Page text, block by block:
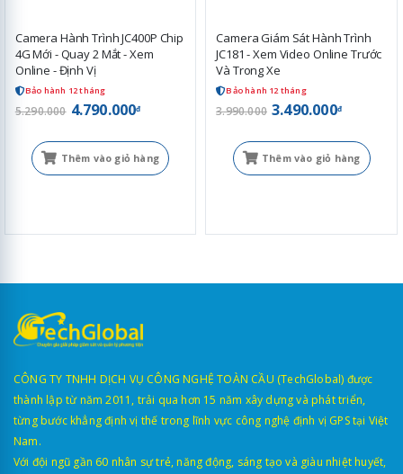
Camera Hành Trình JC400P Chip
4G Mới - Quay 2 Mắt - Xem
Online - Định Vị
Bảo hành 12 tháng
5.290.000 4.790.000đ
Thêm vào giỏ hàng
Camera Giám Sát Hành Trình
JC181 - Xem Video Online Trước
Và Trong Xe
Bảo hành 12 tháng
3.990.000 3.490.000đ
Thêm vào giỏ hàng
CÔNG TY TNHH DỊCH VỤ CÔNG NGHỆ TOÀN CẦU (TechGlobal) được
thành lập từ năm 2011, trải qua hơn 15 năm xây dựng và phát triển,
từng bước khẳng định vị thế trong lĩnh vực công nghệ định vị GPS tại Việt
Nam.
Với đội ngũ gần 60 nhân sự trẻ, năng động, sáng tạo và giàu nhiệt huyết,